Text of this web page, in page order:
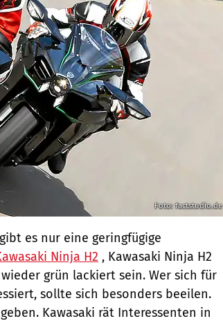
Foto: factstudio.de
es nur eine geringfügige
Ninja H2 , Kawasaki Ninja H2
grün lackiert sein. Wer sich für
sollte sich besonders beeilen.
Kawasaki rät Interessenten in